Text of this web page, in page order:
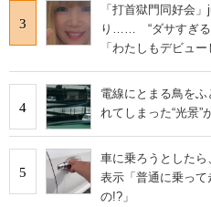
3
「打首獄門同好会
り…… “ダサすぎる”
「わたしもデビュー
4
電線にとまる鳥を
れてしまった“光景”
5
車に乗ろうとした
表示「普通に乗っ
の!?」